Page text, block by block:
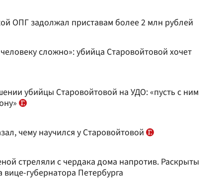
ОПГ задолжал приставам более 2 млн рублей
сложно»: убийца Старовойтовой хочет
убийцы Старовойтовой на УДО: «пусть с ним
чему научился у Старовойтовой
стреляли с чердака дома напротив. Раскрыты
вице-губернатора Петербурга